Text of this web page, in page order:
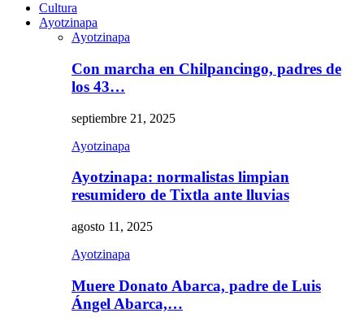
Cultura
Ayotzinapa
Ayotzinapa
Con marcha en Chilpancingo, padres de
los 43…
septiembre 21, 2025
Ayotzinapa
Ayotzinapa: normalistas limpian
resumidero de Tixtla ante lluvias
agosto 11, 2025
Ayotzinapa
Muere Donato Abarca, padre de Luis
Ángel Abarca,…